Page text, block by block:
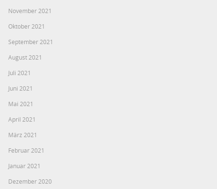
November 2021
Oktober 2021
September 2021
August 2021
Juli 2021
Juni 2021
Mai 2021
April 2021
März 2021
Februar 2021
Januar 2021
Dezember 2020